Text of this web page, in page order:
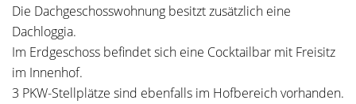
Die Dachgeschosswohnung besitzt zusätzlich eine
Dachloggia.
Im Erdgeschoss befindet sich eine Cocktailbar mit Freisitz
im Innenhof.
3 PKW-Stellplätze sind ebenfalls im Hofbereich vorhanden.